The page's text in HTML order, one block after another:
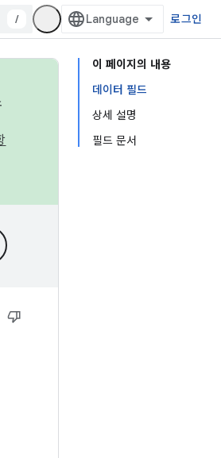
/ 로그인
이 페이지의 내용
데이터 필드
상세 설명
필드 문서